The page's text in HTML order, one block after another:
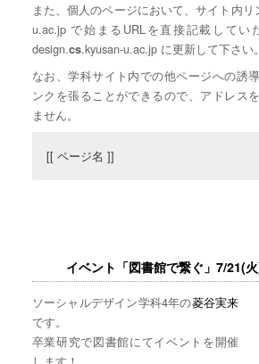
また、個人のページにおいて、サイト内リ
u.ac.jp で始まるURLを直接記載してい
design.cs.kyusan-u.ac.jp に更新して下さい。
なお、学科サイト内での他ページへの誘
ンクを張ることができるので、アドレス
ません。
[[ ページ名 ]]
イベント「図書館で繋ぐ」7/21(
ソーシャルデザイン学科4年の菱谷実来
です。
卒業研究で図書館にてイベントを開催